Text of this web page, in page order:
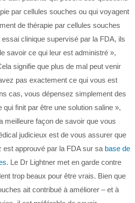
par cellules souches ou qui voyagent
de thérapie par cellules souches
essai clinique supervisé par la FDA, ils
savoir ce qui leur est administré »,
signifie que plus de mal peut venir
pas exactement ce qui vous est
cas, vous dépensez simplement des
qui finit par être une solution saline »,
meilleure façon de savoir que vous
judicieux est de vous assurer que
approuvé par la FDA sur sa base de
. Le Dr Lightner met en garde contre
trop beaux pour être vrais. Bien que
ait contribué à améliorer – et à